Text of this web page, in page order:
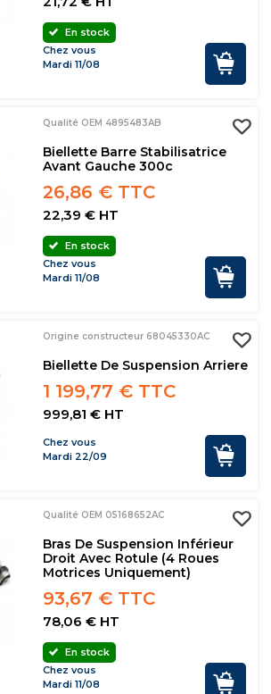
En stock
Chez vous
Mardi 11/08
Qualité OEM 4895483AB
Biellette Barre Stabilisatrice
Avant Gauche 300c
26,86 € TTC
22,39 € HT
En stock
Chez vous
Mardi 11/08
Origine constructeur 68045330AC
Biellette De Suspension Arriere
1 199,77 € TTC
999,81 € HT
Chez vous
Mardi 22/09
Qualité OEM 05168652AC
Bras De Suspension Inférieur
Droit Avec Rotule (4 Roues
Motrices Uniquement)
93,67 € TTC
78,06 € HT
En stock
Chez vous
Mardi 11/08